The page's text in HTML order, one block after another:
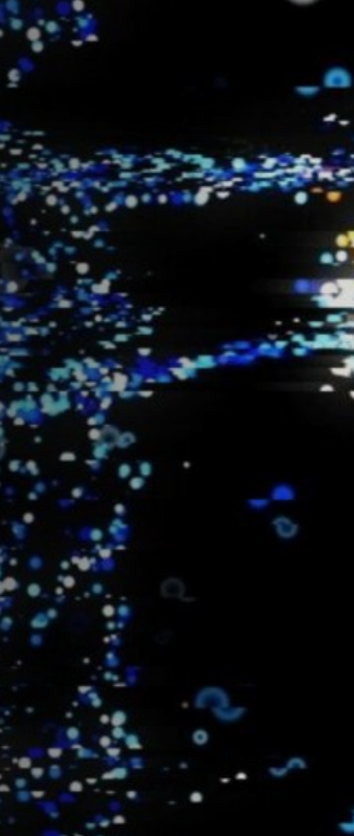
Hors-Festival
Jeune Public
Scolaire
Presse / Pro
FR EN DE
Emplois
Soumissions
Archives
Publications